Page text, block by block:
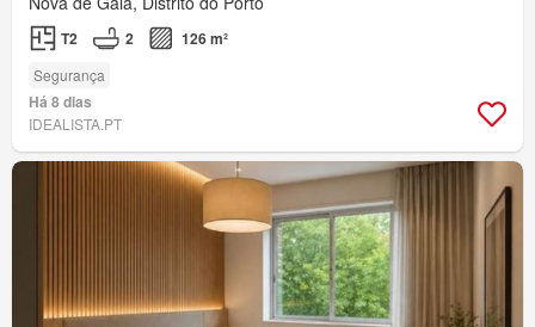
T2 2 126 m²
Segurança
Há 8 dias
IDEALISTA.PT